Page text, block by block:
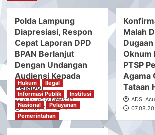
Polda Lampung
Diapresiasi, Respon
Cepat Laporan DPD
BPAN Berlanjut
Dengan Undangan
Audiensi Kepada
Pelapor
ADS. Acuy Newsbin
07.08.2026
0
Malah
Oknum
PTSP
Agama
Tataan
ADS.
Hukum
Ilegal
Informasi Publik
Institusi
Nasional
Pelayanan
Pemerintahan